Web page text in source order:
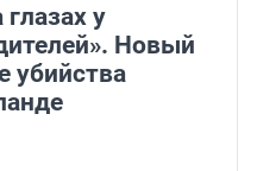
у
Новый
убийства